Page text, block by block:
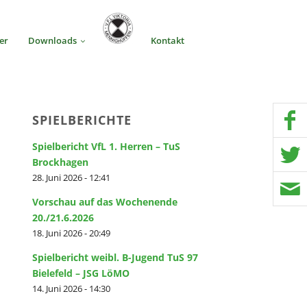
Downloads Kontakt
SPIELBERICHTE
Spielbericht VfL 1. Herren – TuS
Brockhagen
28. Juni 2026 - 12:41
Vorschau auf das Wochenende
20./21.6.2026
18. Juni 2026 - 20:49
Spielbericht weibl. B-Jugend TuS 97
Bielefeld – JSG LöMO
14. Juni 2026 - 14:30